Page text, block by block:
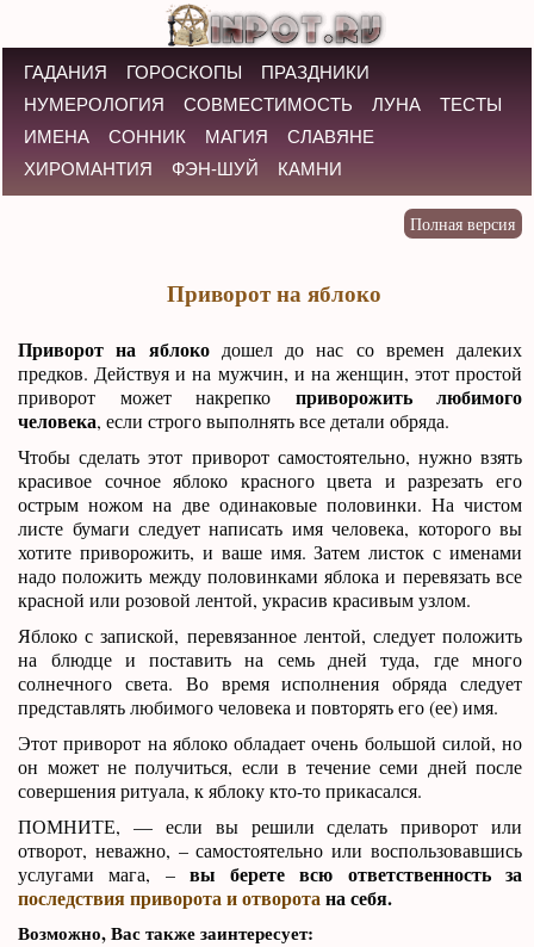
ГАДАНИЯ ГОРОСКОПЫ
ПРАЗДНИКИ
НУМЕРОЛОГИЯ
СОВМЕСТИМОСТЬ ЛУНА
ТЕСТЫ
ИМЕНА
СОННИК МАГИЯ
СЛАВЯНЕ
ХИРОМАНТИЯ
ФЭН-ШУЙ КАМНИ
Приворот на яблоко
Приворот на яблокодошел до нас со времен далеких
предков. Действуя и на мужчин, и на женщин, этот простой
приворот может накрепко приворожить любимого
человека, если строго выполнять все детали обряда.
Чтобы сделать этот приворот самостоятельно, нужно взять
красивое сочное яблоко красного цвета и разрезать его
острым ножом на две одинаковые половинки. На чистом
листе бумаги следует написать имя человека, которого вы
хотите приворожить, и ваше имя. Затем листок с именами
надо положить между половинками яблока и перевязать все
красной или розовой лентой, украсив красивым узлом.
Яблоко с запиской, перевязанное лентой, следует положить
на блюдце и поставить на семь дней туда, где много
солнечного света. Во время исполнения обряда следует
представлять любимого человека и повторять его (ее) имя.
Этот приворот на яблоко обладает очень большой силой, но
он может не получиться, если в течение семи дней после
совершения ритуала, к яблоку кто-то прикасался.
ПОМНИТЕ, — если вы решили сделать приворот или
отворот, неважно, – самостоятельно или воспользовавшись
услугами мага, – вы берете всю ответственность за
последствия приворота и отворота на себя.
Возможно, Вас также заинтересует: